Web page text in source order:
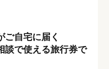
ご自宅に届く
談で使える旅行券で